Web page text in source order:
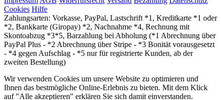
Cookies Hilfe
Zahlungsarten: Vorkasse, PayPal, Lastschrift *1, Kreditkarte *1 oder
*2, Bankkarte (Giropay) *2, Nachnahme *4, Rechnung mit
Skontoabzug *3*5, Barzahlung bei Abholung (*1 Abrechnung über
PayPal Plus - *2 Abrechnung über Stripe - *3 Bonität vorausgesetzt
- *4 gegen Aufschlag - *5 nur für registrierte Kunden, ab der
zweiten Bestellung)
Wir verwenden Cookies um unsere Website zu optimieren und
Ihnen das bestmögliche Online-Erlebnis zu bieten. Mit dem Klick
auf "Alle akzeptieren" erklären Sie sich damit einverstanden.